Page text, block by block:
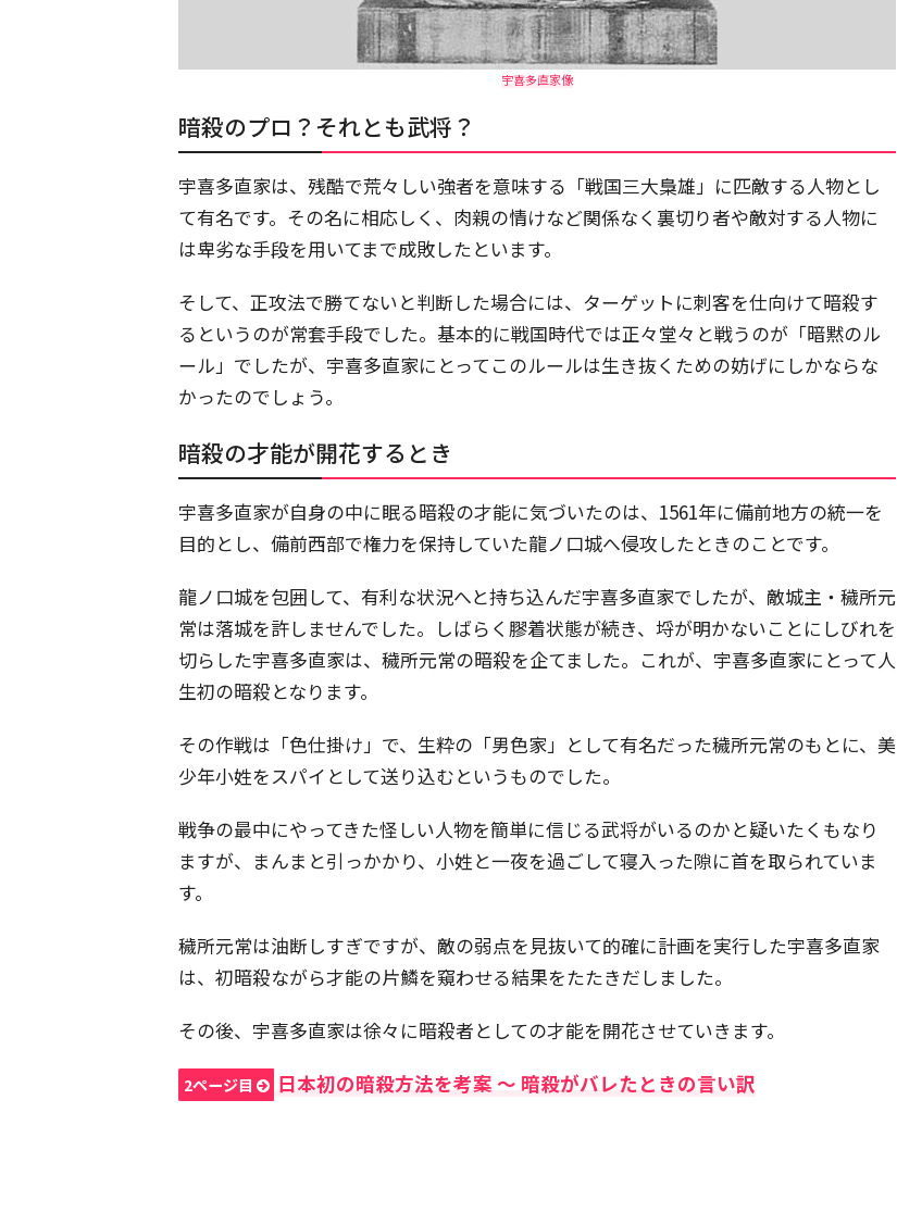
宇喜多直家像
暗殺のプロ？それとも武将？
宇喜多直家は、残酷で荒々しい強者を意味する「戦国三大梟雄」に匹敵する人物とし
て有名です。その名に相応しく、肉親の情けなど関係なく裏切り者や敵対する人物に
は卑劣な手段を用いてまで成敗したといます。
そして、正攻法で勝てないと判断した場合には、ターゲットに刺客を仕向けて暗殺す
るというのが常套手段でした。基本的に戦国時代では正々堂々と戦うのが「暗黙のル
ール」でしたが、宇喜多直家にとってこのルールは生き抜くための妨げにしかならな
かったのでしょう。
暗殺の才能が開花するとき
宇喜多直家が自身の中に眠る暗殺の才能に気づいたのは、1561年に備前地方の統一を
目的とし、備前西部で権力を保持していた龍ノ口城へ侵攻したときのことです。
龍ノ口城を包囲して、有利な状況へと持ち込んだ宇喜多直家でしたが、敵城主・穢所元
常は落城を許しませんでした。しばらく膠着状態が続き、埒が明かないことにしびれを
切らした宇喜多直家は、穢所元常の暗殺を企てました。これが、宇喜多直家にとって人
生初の暗殺となります。
その作戦は「色仕掛け」で、生粋の「男色家」として有名だった穢所元常のもとに、美
少年小姓をスパイとして送り込むというものでした。
戦争の最中にやってきた怪しい人物を簡単に信じる武将がいるのかと疑いたくもなり
ますが、まんまと引っかかり、小姓と一夜を過ごして寝入った隙に首を取られていま
す。
穢所元常は油断しすぎですが、敵の弱点を見抜いて的確に計画を実行した宇喜多直家
は、初暗殺ながら才能の片鱗を窺わせる結果をたたきだしました。
その後、宇喜多直家は徐々に暗殺者としての才能を開花させていきます。
2ページ目 日本初の暗殺方法を考案 〜 暗殺がバレたときの言い訳